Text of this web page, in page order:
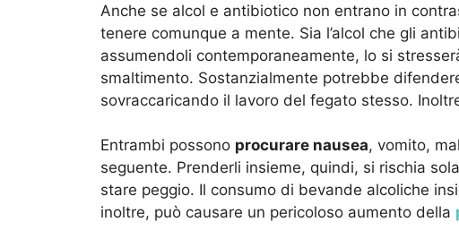
Anche se alcol e antibiotico non entrano in
tenere comunque a mente. Sia l’alcol che gli
assumendoli contemporaneamente, lo si
smaltimento. Sostanzialmente potrebbe
sovraccaricando il lavoro del fegato stesso.
Entrambi possono procurare nausea, vomito,
seguente. Prenderli insieme, quindi, si rischia
stare peggio. Il consumo di bevande alcoliche
inoltre, può causare un pericoloso aumento della